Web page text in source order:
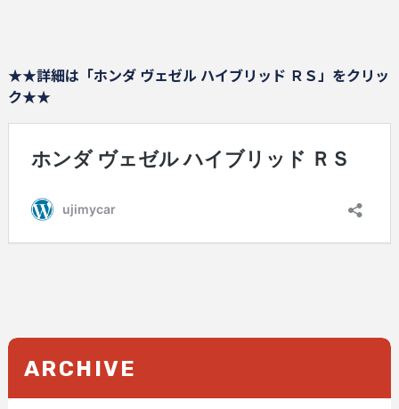
★★詳細は「ホンダ ヴェゼル ハイブリッド ＲＳ」をクリッ
ク★★
ARCHIVE